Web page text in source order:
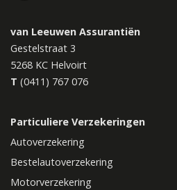
van Leeuwen Assurantiën
Gestelstraat 3
5268 KC Helvoirt
T (0411) 767 076
Particuliere Verzekeringen
Autoverzekering
Bestelautoverzekering
Motorverzekering